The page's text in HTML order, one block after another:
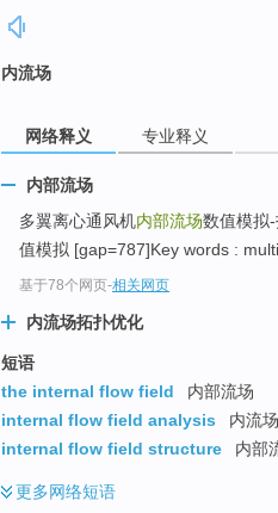
内流场
网络释义 专业释义
内部流场
多翼离心通风机内部流场数值模拟
值模拟 [gap=787]Key words :
基于78个网页-相关网页
内流场拓扑优化
短语
the internal flow field
内部流场
internal flow field analysis
内流
internal flow field structure
内部
更多网络短语